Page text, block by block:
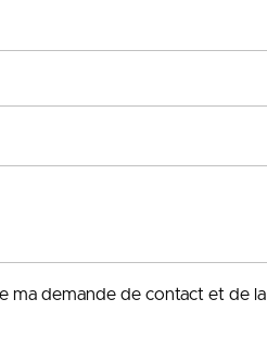
ma demande de contact et de la